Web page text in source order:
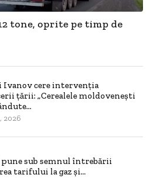
tone, oprite pe timp de
Ivanov cere intervenția
țării: „Cerealele moldovenești
2026
pune sub semnul întrebării
tarifului la gaz și...